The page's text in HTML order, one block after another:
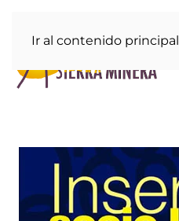
Ir al contenido principal